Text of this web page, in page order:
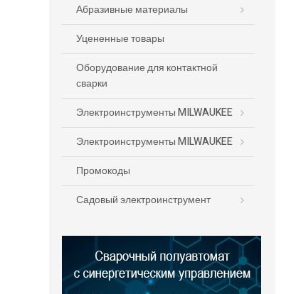
Абразивные материалы
Уцененные товары
Оборудование для контактной
сварки
Электроинструменты MILWAUKEE
Электроинструменты MILWAUKEE
Промокоды
Садовый электроинструмент